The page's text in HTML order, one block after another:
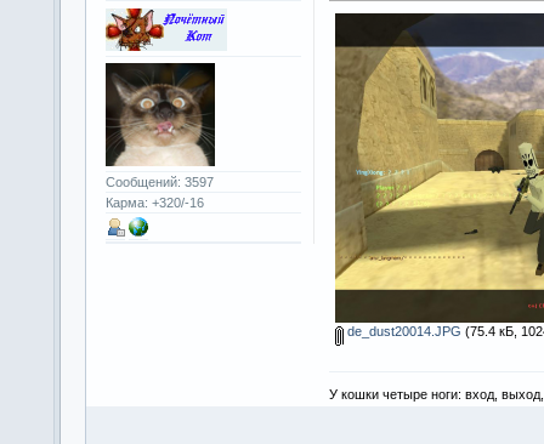
Сообщений: 3597
Карма: +320/-16
de_dust20014.JPG (75.4 кБ,
У кошки четыре ноги: вход,